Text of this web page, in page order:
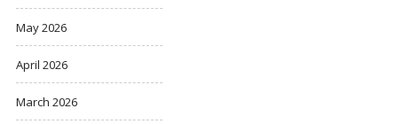
May 2026
April 2026
March 2026